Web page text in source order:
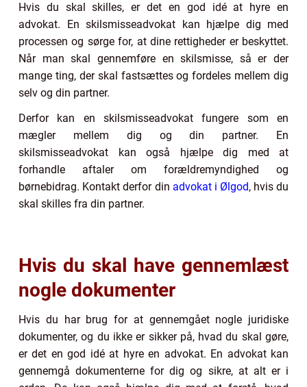
Hvis du skal skilles, er det en god idé at hyre en
advokat. En skilsmisseadvokat kan hjælpe dig med
processen og sørge for, at dine rettigheder er beskyttet.
Når man skal gennemføre en skilsmisse, så er der
mange ting, der skal fastsættes og fordeles mellem dig
selv og din partner.
Derfor kan en skilsmisseadvokat fungere som en
mægler mellem dig og din partner. En
skilsmisseadvokat kan også hjælpe dig med at
forhandle aftaler om forældremyndighed og
børnebidrag. Kontakt derfor din advokat i Ølgod, hvis du
skal skilles fra din partner.
Hvis du skal have gennemlæst
nogle dokumenter
Hvis du har brug for at gennemgået nogle juridiske
dokumenter, og du ikke er sikker på, hvad du skal gøre,
er det en god idé at hyre en advokat. En advokat kan
gennemgå dokumenterne for dig og sikre, at alt er i